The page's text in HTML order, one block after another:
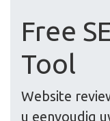
Free
Tool
Website
u eenvoudig